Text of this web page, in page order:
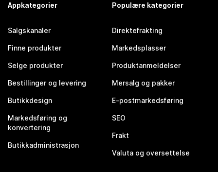
Appkategorier
Salgskanaler
Finne produkter
Selge produkter
Bestillinger og levering
Butikkdesign
Markedsføring og
konvertering
Butikkadministrasjon
Populære kategorier
Direktefrakting
Markedsplasser
Produktanmeldelser
Mersalg og pakker
E-postmarkedsføring
SEO
Frakt
Valuta og oversettelse